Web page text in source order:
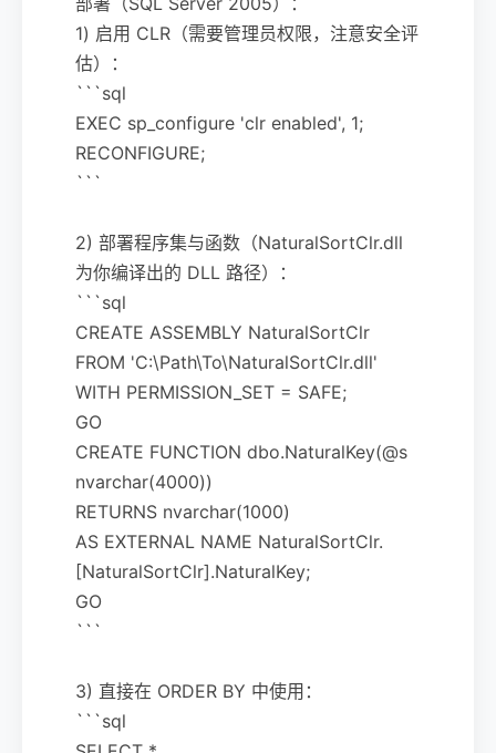
1) 启用 CLR（需要管理员权限，注意安全评
估）：
```sql
EXEC sp_configure 'clr enabled', 1;
RECONFIGURE;
```
2) 部署程序集与函数（NaturalSortClr.dll
为你编译出的 DLL 路径）：
```sql
CREATE ASSEMBLY NaturalSortClr
FROM 'C:\Path\To\NaturalSortClr.dll'
WITH PERMISSION_SET = SAFE;
GO
CREATE FUNCTION dbo.NaturalKey(@s
nvarchar(4000))
RETURNS nvarchar(1000)
AS EXTERNAL NAME NaturalSortClr.
[NaturalSortClr].NaturalKey;
GO
```
3) 直接在 ORDER BY 中使用：
```sql